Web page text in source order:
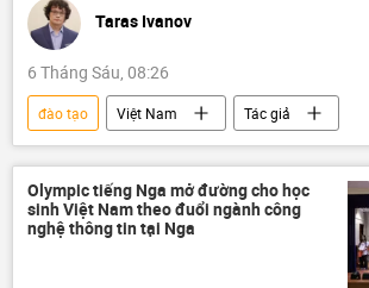
sáng tạo Taras Ivanov
6 Tháng Sáu, 08:26
đào tạo Việt Nam
Tác giả
Quan điểm-Ý kiến
hợp tác
Hợp tác Nga-Việt
Du lịch
Xã hội
đi du lịch
du khách
tiếng Nga
Olympic tiếng Nga mở đường cho học
sinh Việt Nam theo đuổi ngành công
nghệ thông tin tại Nga